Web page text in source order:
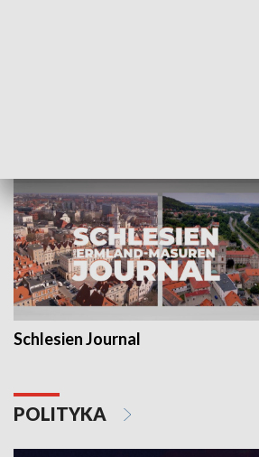
Schlesien Journal
POLITYKA